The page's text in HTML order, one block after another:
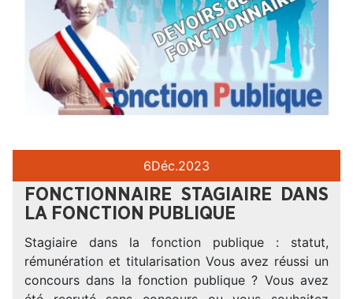
6Déc.2023
FONCTIONNAIRE STAGIAIRE DANS
LA FONCTION PUBLIQUE
Stagiaire dans la fonction publique : statut,
rémunération et titularisation Vous avez réussi un
concours dans la fonction publique ? Vous avez